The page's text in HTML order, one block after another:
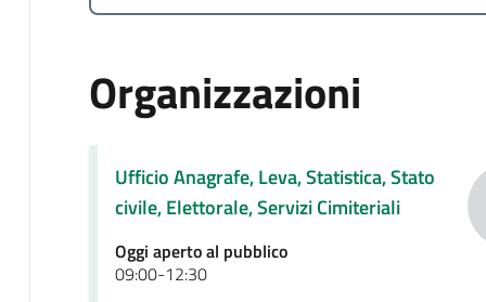
Organizzazioni
Ufficio Anagrafe, Leva, Statistica, Stato
civile, Elettorale, Servizi Cimiteriali
Oggi aperto al pubblico
09:00-12:30